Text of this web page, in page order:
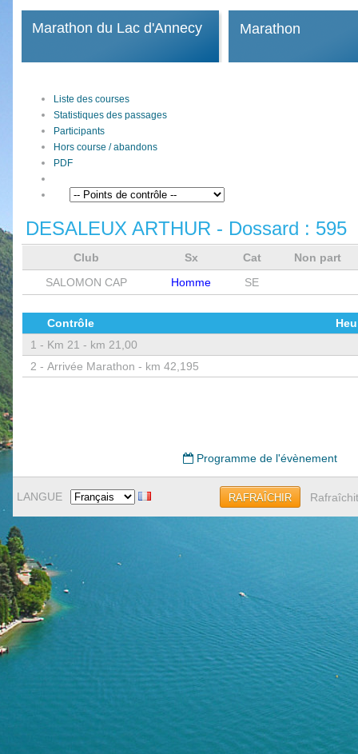
Marathon du Lac d'Annecy Marathon
Liste des courses
Statistiques des passages
Participants
Hors course / abandons
PDF
DESALEUX ARTHUR - Dossard : 595
Club Sx Cat
Non part
SALOMON CAP
Homme SE
Contrôle
1 - Km 21 - km 21,00
2 - Arrivée Marathon - km 42,195
Programme de l'évènement
LANGUE RAFRAÎCHIR